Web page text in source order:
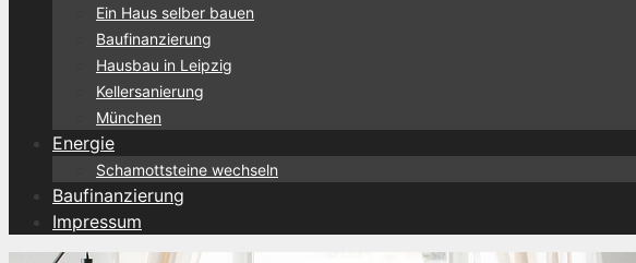
Ein Haus selber bauen
Baufinanzierung
Hausbau in Leipzig
Kellersanierung
München
Energie
Schamottsteine wechseln
Baufinanzierung
Impressum